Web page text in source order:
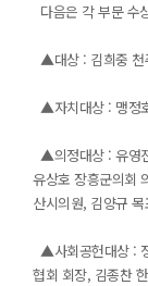
다음은 각 부문 수
▲대상 : 김희중 천
▲자치대상 : 맹정
▲의정대상 : 유영
유상호 장흥군의회
산시의원, 김양규
▲사회공헌대상 :
협회 회장, 김종찬